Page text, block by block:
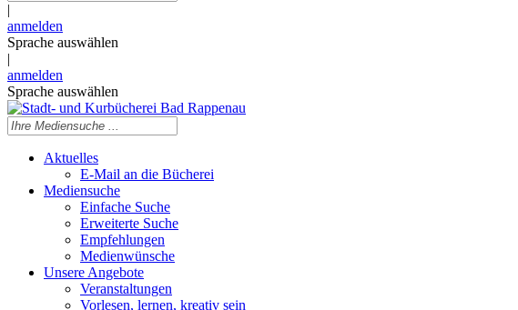
|
anmelden
Sprache auswählen
|
anmelden
Sprache auswählen
Aktuelles
E-Mail an die Bücherei
Mediensuche
Einfache Suche
Erweiterte Suche
Empfehlungen
Medienwünsche
Unsere Angebote
Veranstaltungen
Vorlesen, lernen, kreativ sein